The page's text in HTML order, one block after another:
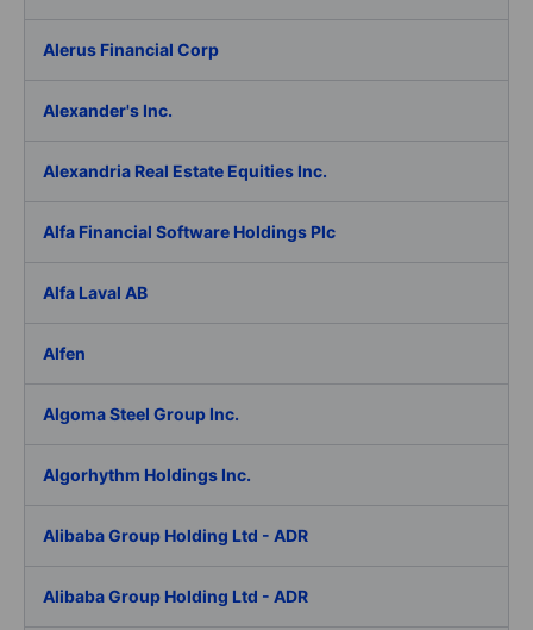
Alerus Financial Corp
Alexander's Inc.
Alexandria Real Estate Equities Inc.
Alfa Financial Software Holdings Plc
Alfa Laval AB
Alfen
Algoma Steel Group Inc.
Algorhythm Holdings Inc.
Alibaba Group Holding Ltd - ADR
Alibaba Group Holding Ltd - ADR